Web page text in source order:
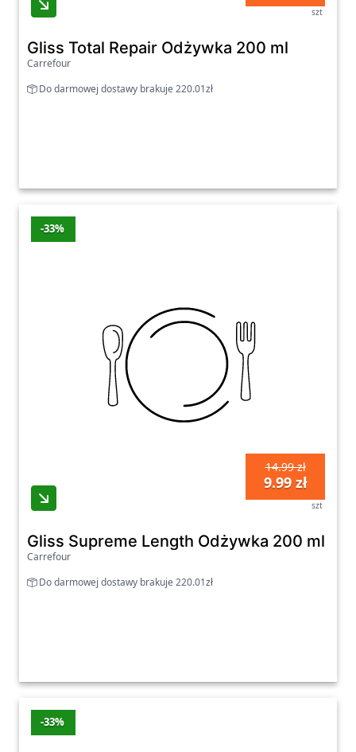
szt
Gliss Total Repair Odżywka 200 ml
Carrefour
Do darmowej dostawy brakuje 220.01zł
-33%
14.99 zł
9.99 zł
szt
Gliss Supreme Length Odżywka 200 ml
Carrefour
Do darmowej dostawy brakuje 220.01zł
-33%